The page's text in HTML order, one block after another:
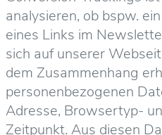
analysieren, ob bspw.
eines Links im
sich auf unserer
dem Zusammenhang
personenbezogenen
Adresse, Browsertyp-
Zeitpunkt. Aus diesen